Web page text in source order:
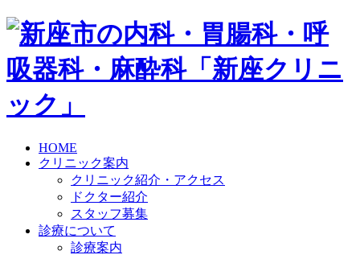
HOME
クリニック案内
クリニック紹介・アクセス
ドクター紹介
スタッフ募集
診療について
診療案内